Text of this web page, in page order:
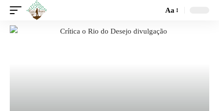
Aa